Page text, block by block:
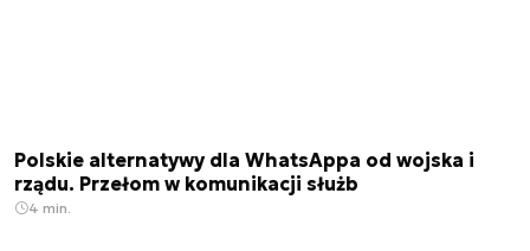
Polskie alternatywy dla WhatsAppa od wojska i
rządu. Przełom w komunikacji służb
4 min.